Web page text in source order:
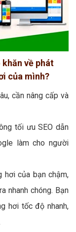
về phát
của mình?
cần nâng cấp và
tối ưu SEO dẫn
làm cho người
của bạn chậm,
nhanh chóng. Bạn
hơi tốc độ nhanh,